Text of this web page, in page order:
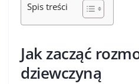
Spis treści
Jak zacząć
dziewczyną